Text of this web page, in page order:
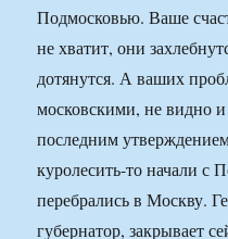
Подмосковью. Ваше
не хватит, они
дотянутся. А ваших
московскими, не видно
последним
куролесить-то начали с
перебрались в Москву.
губернатор, закрывает